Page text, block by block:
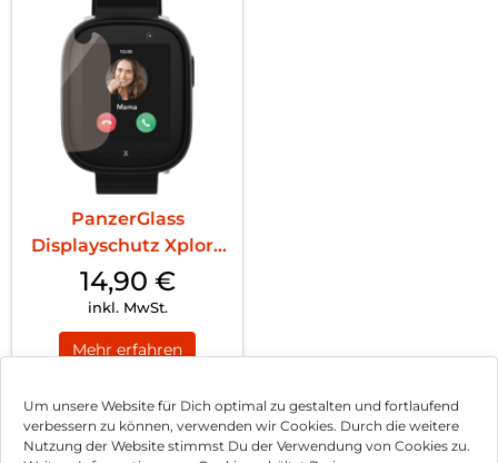
Um unsere Website für Dich optimal zu gestalten und fortlaufend
verbessern zu können, verwenden wir Cookies. Durch die weitere
Nutzung der Website stimmst Du der Verwendung von Cookies zu.
PanzerGlass
Displayschutz Xplora
X6 Play Transpare...
14,90 €
inkl. MwSt.
Mehr erfahren